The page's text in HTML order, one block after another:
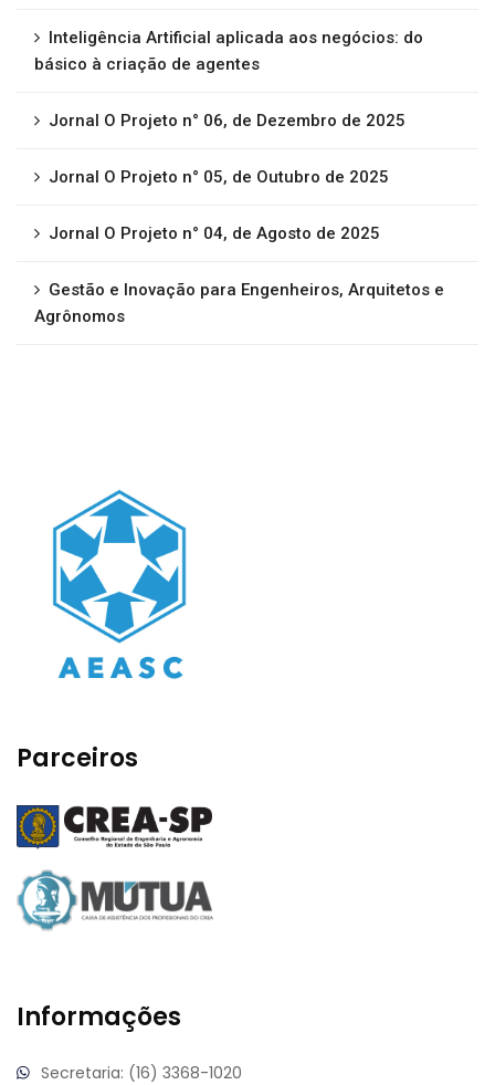
Inteligência Artificial aplicada aos negócios: do
básico à criação de agentes
Jornal O Projeto n° 06, de Dezembro de 2025
Jornal O Projeto n° 05, de Outubro de 2025
Jornal O Projeto n° 04, de Agosto de 2025
Gestão e Inovação para Engenheiros, Arquitetos e
Agrônomos
Parceiros
Informações
Secretaria: (16) 3368-1020